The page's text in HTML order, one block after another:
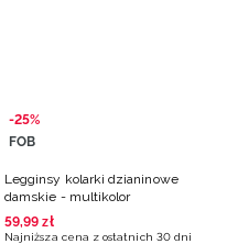
-25%
FOB
Legginsy kolarki dzianinowe
damskie - multikolor
59,99 zł
Najniższa cena z ostatnich 30 dni